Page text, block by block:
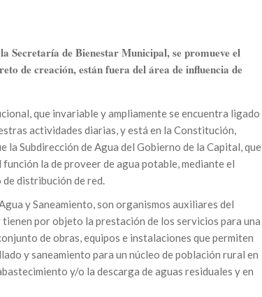
Secretaría de Bienestar Municipal, se promueve el
de creación, están fuera del área de influencia de
que invariable y ampliamente se encuentra ligado
actividades diarias, y está en la Constitución,
Subdirección de Agua del Gobierno de la Capital, que
la de proveer de agua potable, mediante el
de distribución de red.
y Saneamiento, son organismos auxiliares del
por objeto la prestación de los servicios para una
de obras, equipos e instalaciones que permiten
y saneamiento para un núcleo de población rural en
y/o la descarga de aguas residuales y en